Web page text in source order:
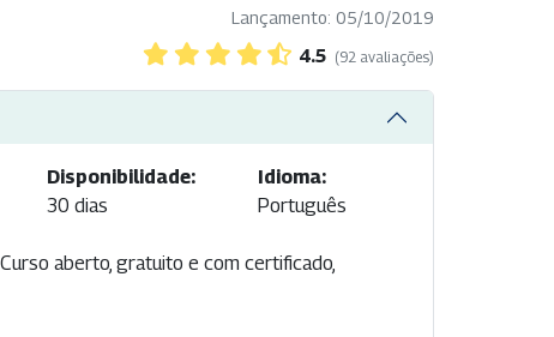
Lançamento: 05/10/2019
4.5 (92 avaliações)
Disponibilidade:
30 dias
Idioma:
Português
aberto, gratuito e com certificado,